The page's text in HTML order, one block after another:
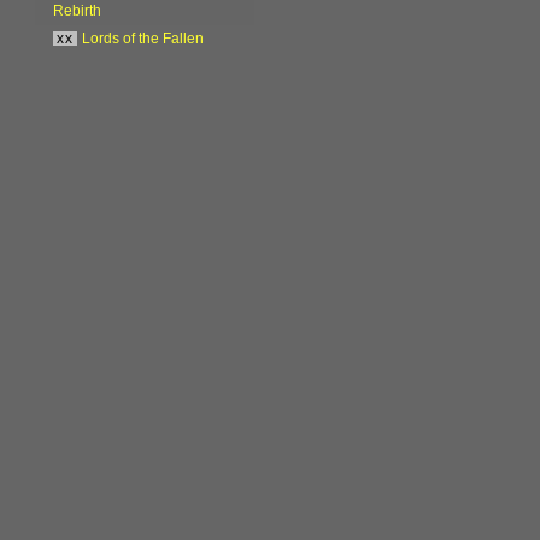
Rebirth
xx
Lords of the Fallen